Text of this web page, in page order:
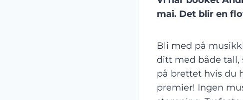
mai. Det blir en
Bli med på
ditt med både tall,
på brettet hvis du
premier! Ingen